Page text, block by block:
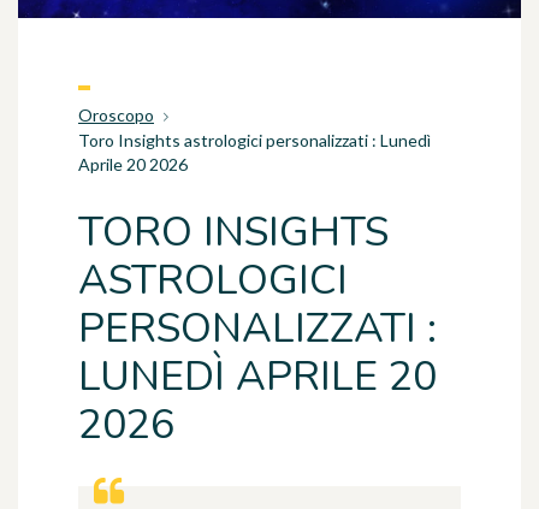
Oroscopo
Toro Insights astrologici personalizzati : Lunedì
Aprile 20 2026
TORO INSIGHTS
ASTROLOGICI
PERSONALIZZATI :
LUNEDÌ APRILE 20
2026